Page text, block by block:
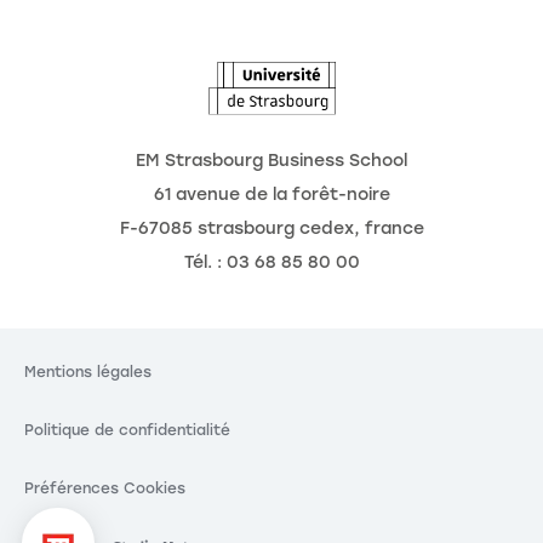
EM Strasbourg Business School
61 avenue de la forêt-noire
F-67085 strasbourg cedex, france
Tél. : 03 68 85 80 00
Mentions légales
Politique de confidentialité
Préférences Cookies